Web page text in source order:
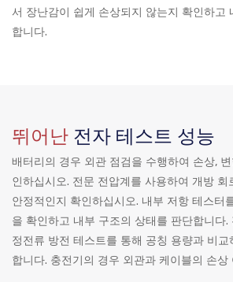
서 장난감이 쉽게 손상되지 않는지 확인하고
합니다.
뛰어난전자 테스트 성능
배터리의 경우 외관 점검을 수행하여 손상,
인하십시오. 전문 전압계를 사용하여 개방 회
안정적인지 확인하십시오. 내부 저항 테스터
을 확인하고 내부 구조의 상태를 판단합니다.
정전류 방전 테스트를 통해 공칭 용량과 비
합니다. 충전기의 경우 외관과 케이블의 손상